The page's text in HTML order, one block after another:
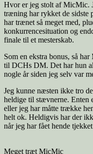
Hvor er jeg stolt af MicMic.
træning har rykket de sidste
har trænet så meget med,
konkurrencesituation og
finale til et mesterskab.
Som en ekstra bonus, så
til DCHs DM. Det har hun
nogle år siden jeg selv var
Jeg kunne næsten ikke tro
heldige til stævnerne. Enten
eller jeg har måtte trække
helt ok. Heldigvis har der
når jeg har fået hende
Meget træt MicMic